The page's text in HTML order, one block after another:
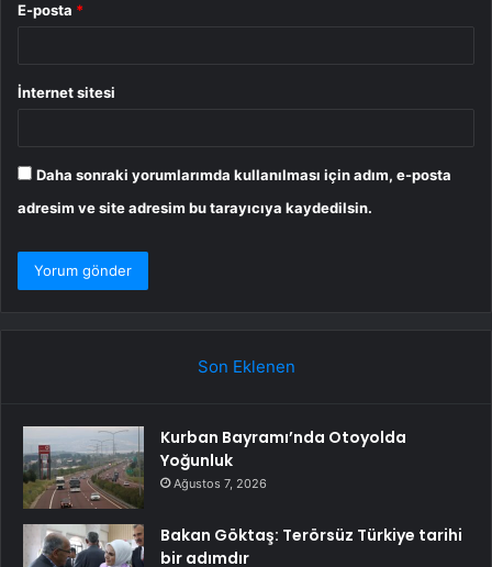
E-posta *
İnternet sitesi
Daha sonraki yorumlarımda kullanılması için adım, e-posta
adresim ve site adresim bu tarayıcıya kaydedilsin.
Son Eklenen
Kurban Bayramı’nda Otoyolda
Yoğunluk
Ağustos 7, 2026
Bakan Göktaş: Terörsüz Türkiye tarihi
bir adımdır